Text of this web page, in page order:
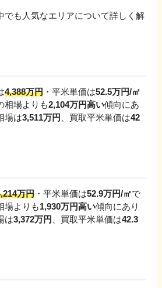
でも人気なエリアについて詳しく解
4,388万円 ・平米単価は52.5万円/㎡
相場よりも2,104万円高い傾向にあ
場は3,511万円 、買取平米単価は42
万円 ・平米単価は52.9万円/㎡で
場よりも1,930万円高い傾向にあり
は3,372万円 、買取平米単価は42.3